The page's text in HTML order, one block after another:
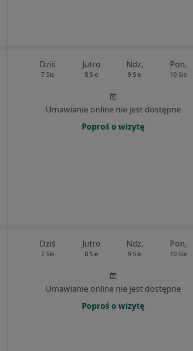
Dziś
7 Sie
Jutro
8 Sie
Ndz,
9 Sie
Pon,
10 Sie
Umawianie online nie jest dostępne
Poproś o wizytę
Dziś
7 Sie
Jutro
8 Sie
Ndz,
9 Sie
Pon,
10 Sie
Umawianie online nie jest dostępne
Poproś o wizytę